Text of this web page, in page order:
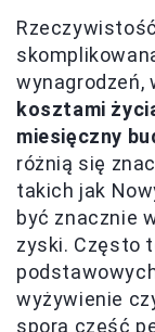
wynagrodzeń,
kosztami
miesięczny
różnią się
takich jak
być znacznie
zyski. Często
wyżywienie
sporą część